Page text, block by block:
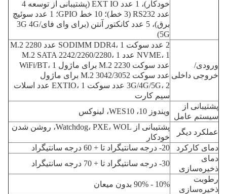
خودکار)، 1 عدد EXT IO (پشتیبانی از توسعه 4
عدد RS232 (3 خط)؛ 10 خط GPIO؛ 1 عدد سوئیچ
برق)، 5 عدد کانکتور آنتن (برای وای فای/3G 4G
5G)
ورودی/
خروجی داخلی
2 عدد سوکت SODIMM DDR4، 1 عدد M.2 2280
NVME، 1 عدد M.2 SATA 2242/2260/2280، 1
عدد سوکت M.2 2230 برای ماژول WiFi/BT، 1
عدد سوکت M.2 3042/3052 برای ماژول
3G/4G/5G، 2 عدد سوکت EXTIO، 1 عدد اسلات
سیم کارت
پشتیبانی از
سیستم عامل
ویندوز 10، WES10، لینوکس
عملکرد دیگر
پشتیبانی از Watchdog، PXE، WOL، روشن شدن
خودکار
دمای کارکرد
20- درجه سانتیگراد تا + 60 درجه سانتیگراد
دمای
ذخیره‌سازی
30- درجه سانتیگراد تا + 70 درجه سانتیگراد
رطوبت
ذخیره‌سازی
10% - 90% بدون میعان